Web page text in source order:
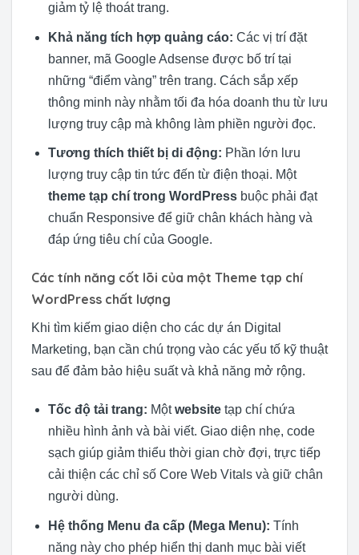
giảm tỷ lệ thoát trang.
Khả năng tích hợp quảng cáo: Các vị trí đặt
banner, mã Google Adsense được bố trí tại
những “điểm vàng” trên trang. Cách sắp xếp
thông minh này nhằm tối đa hóa doanh thu từ lưu
lượng truy cập mà không làm phiền người đọc.
Tương thích thiết bị di động: Phần lớn lưu
lượng truy cập tin tức đến từ điện thoại. Một
theme tạp chí trong WordPressbuộc phải đạt
chuẩn Responsive để giữ chân khách hàng và
đáp ứng tiêu chí của Google.
Các tính năng cốt lõi của một Theme tạp chí
WordPress chất lượng
Khi tìm kiếm giao diện cho các dự án Digital
Marketing, bạn cần chú trọng vào các yếu tố kỹ thuật
sau để đảm bảo hiệu suất và khả năng mở rộng.
Tốc độ tải trang: Mộtwebsitetạp chí chứa
nhiều hình ảnh và bài viết. Giao diện nhẹ, code
sạch giúp giảm thiểu thời gian chờ đợi, trực tiếp
cải thiện các chỉ số Core Web Vitals và giữ chân
người dùng.
Hệ thống Menu đa cấp (Mega Menu): Tính
năng này cho phép hiển thị danh mục bài viết